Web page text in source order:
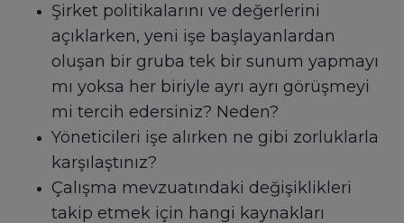
Şirket politikalarını ve değerlerini
açıklarken, yeni işe başlayanlardan
oluşan bir gruba tek bir sunum yapmayı
mı yoksa her biriyle ayrı ayrı görüşmeyi
mi tercih edersiniz? Neden?
Yöneticileri işe alırken ne gibi zorluklarla
karşılaştınız?
Çalışma mevzuatındaki değişiklikleri
takip etmek için hangi kaynakları